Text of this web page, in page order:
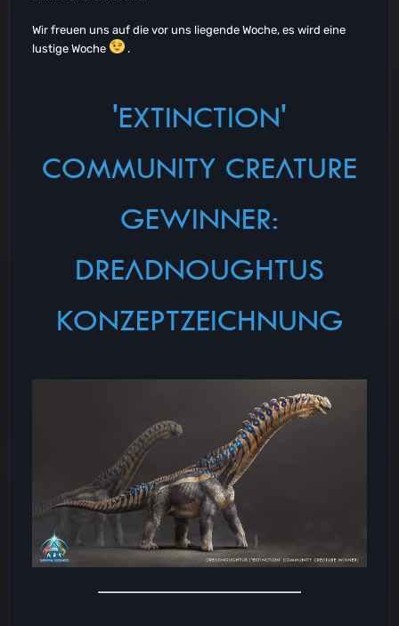
Wir freuen uns auf die vor uns liegende Woche, es wird eine
lustige Woche
.
'EXTINCTION'
COMMUNITY CREATURE
GEWINNER:
DREADNOUGHTUS
KONZEPTZEICHNUNG